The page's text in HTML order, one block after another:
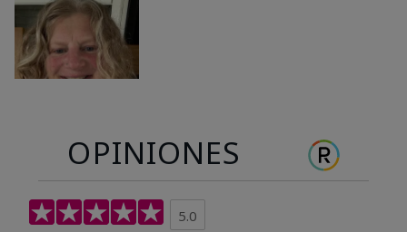
OPINIONES
5.0